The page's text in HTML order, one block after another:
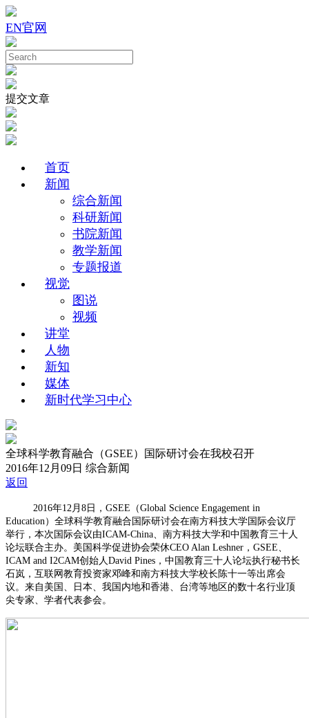
EN官网
提交文章
首页
新闻
综合新闻
科研新闻
书院新闻
教学新闻
专题报道
视觉
图说
视频
讲堂
人物
新知
媒体
新时代学习中心
全球科学教育融合（GSEE）国际研讨会在我校召开
2016年12月09日 综合新闻
返回
2016年12月8日，GSEE（Global Science Engagement in
Education）全球科学教育融合国际研讨会在南方科技大学国际会议厅
举行，本次国际会议由ICAM-China、南方科技大学和中国教育三十人
论坛联合主办。美国科学促进协会荣休CEO Alan Leshner，GSEE、
ICAM and I2CAM创始人David Pines，中国教育三十人论坛执行秘书长
石岚，互联网教育投资家邓峰和南方科技大学校长陈十一等出席会
议。来自美国、日本、我国内地和香港、台湾等地区的数十名行业顶
尖专家、学者代表参会。